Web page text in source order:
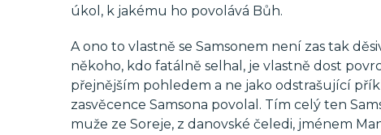
úkol, k jakému ho povolává Bůh.
A ono to vlastně se Samsonem není zas tak
někoho, kdo fatálně selhal, je vlastně dost
přejnějším pohledem a ne jako odstrašující
zasvěcence Samsona povolal. Tím celý ten
muže ze Soreje, z danovské čeledi, jménem